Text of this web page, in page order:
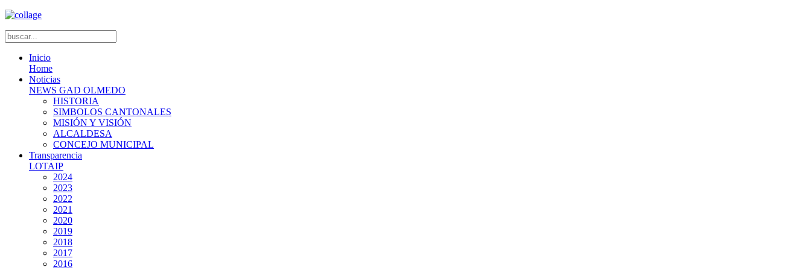
Inicio
Home
Noticias
NEWS GAD OLMEDO
HISTORIA
SIMBOLOS CANTONALES
MISIÓN Y VISIÓN
ALCALDESA
CONCEJO MUNICIPAL
Transparencia
LOTAIP
2024
2023
2022
2021
2020
2019
2018
2017
2016